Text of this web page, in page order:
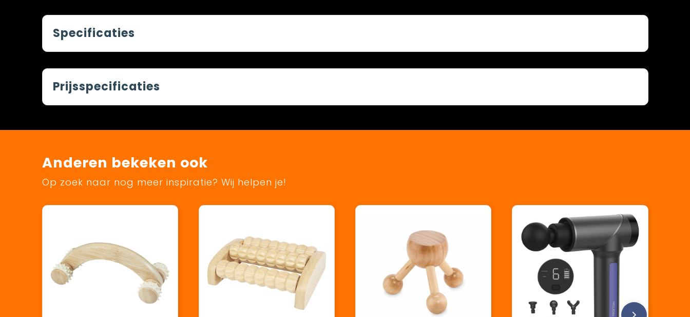
Specificaties
Prijsspecificaties
Anderen bekeken ook
Op zoek naar nog meer inspiratie? Wij helpen je!